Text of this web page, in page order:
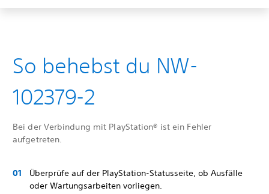
So behebst du NW-
102379-2
Bei der Verbindung mit PlayStation® ist ein Fehler
aufgetreten.
Überprüfe auf der PlayStation-Statusseite, ob Ausfälle
oder Wartungsarbeiten vorliegen.